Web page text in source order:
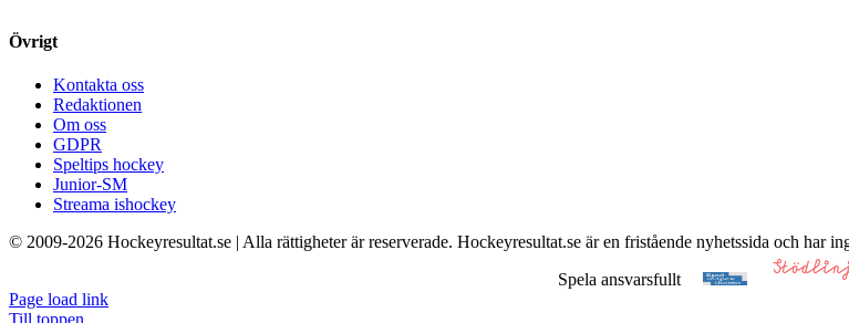
Övrigt
Kontakta oss
Redaktionen
Om oss
GDPR
Speltips hockey
Junior-SM
Streama ishockey
© 2009-2026 Hockeyresultat.se | Alla rättigheter är reserverade. Hockeyresultat.se är en fristående nyhetssida och
Spela ansvarsfullt
Page load link